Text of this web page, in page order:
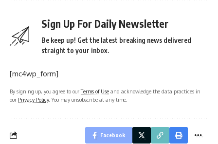
Sign Up For Daily Newsletter
Be keep up! Get the latest breaking news delivered
straight to your inbox.
[mc4wp_form]
By signing up, you agree to ourTerms of Use and acknowledge the data practices in
our Privacy Policy. You may unsubscribe at any time.
Facebook